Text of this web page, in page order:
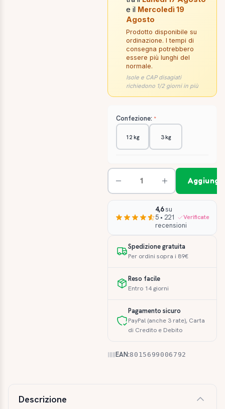
e il Mercoledì 19
Agosto
Prodotto disponibile su
ordinazione. I tempi di
consegna potrebbero
essere più lunghi del
normale.
Isole e CAP disagiati
richiedono 1/2 giorni in più
Confezione:
12 kg 3 kg
4,6su
5 • 221
recensioni
Verificate
Spedizione gratuita
Per ordini sopra i 89€
Reso facile
Entro 14 giorni
Pagamento sicuro
PayPal (anche 3 rate), Carta
di Credito e Debito
EAN:8015699006792
Descrizione